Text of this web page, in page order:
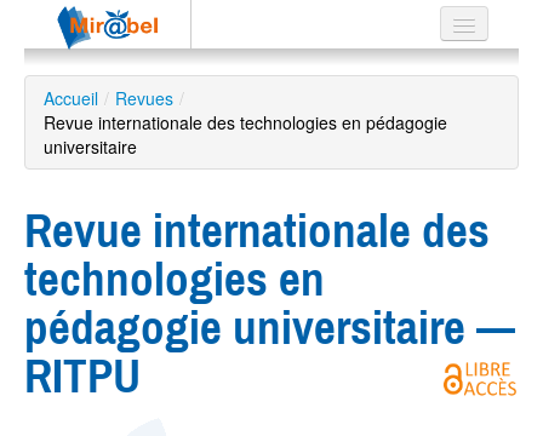
Le réseau
Soutien
Listes
Recherche
avancée
EN
ES
Accueil / Revues /
Revue internationale des technologies en pédagogie
universitaire
Revue internationale des
technologies en
pédagogie universitaire —
RITPU